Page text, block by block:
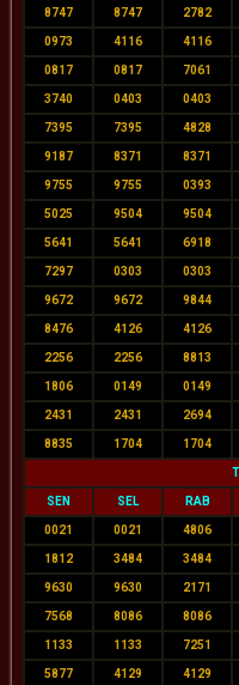
8747 8747 2782
0973 4116 4116
0817 0817 7061
3740 0403 0403
7395 7395 4828
9187 8371 8371
9755 9755 0393
5025 9504 9504
5641 5641 6918
7297 0303 0303
9672 9672 9844
8476 4126 4126
2256 2256 8813
1806 0149 0149
2431 2431 2694
8835 1704 1704
SEN SEL RAB
0021 0021 4806
1812 3484 3484
9630 9630 2171
7568 8086 8086
1133 1133 7251
5877 4129 4129